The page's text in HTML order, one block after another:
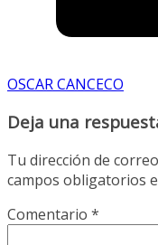
OSCAR CANCECO
Deja una
Tu dirección de
campos obligatorios
Comentario *